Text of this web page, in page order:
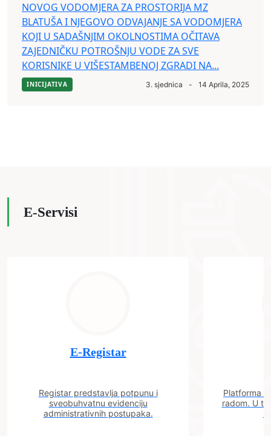
NOVOG VODOMJERA ZA PROSTORIJA MZ
BLATUŠA I NJEGOVO ODVAJANJE SA VODOMJERA
KOJI U SADAŠNJIM OKOLNOSTIMA OČITAVA
ZAJEDNIČKU POTROŠNJU VODE ZA SVE
KORISNIKE U VIŠESTAMBENOJ ZGRADI NA...
INICIJATIVA 3. sjednica - 14 Aprila, 2025
E-Servisi
E-Registar
Registar predstavlja potpunu i
sveobuhvatnu evidenciju
administrativnih postupaka.
Platforma
radom. U